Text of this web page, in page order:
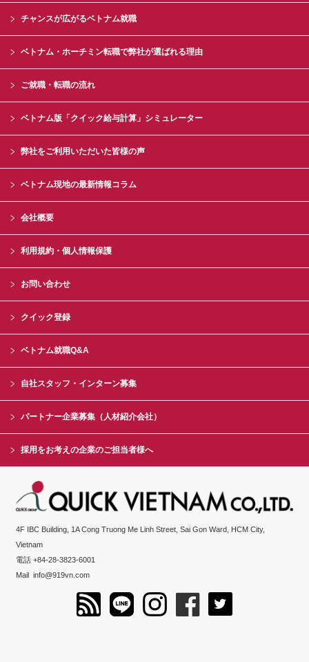
チャンスが広がるベトナム就職
ベトナム・ホーチミン転職で弊社が選ばれる理由
ご就職・転職の流れ
ベトナム版「クイック給与計算」シミュレーター
弊社をご利用いただいた皆様の声
ベトナム現地の最新情報コラム
会社概要
利用規約・個人情報保護
お問い合わせ
クイック登録
ベトナム就職Q&A
自社スタッフ・インターン募集
パートナー企業募集（人材紹介会社）
採用をお考えの企業のご担当者様へ
4F IBC Building, 1A Cong Truong Me Linh Street, Sai Gon Ward, HCM City,
Vietnam
電話 +84-28-3823-6001
Mailinfo@919vn.com